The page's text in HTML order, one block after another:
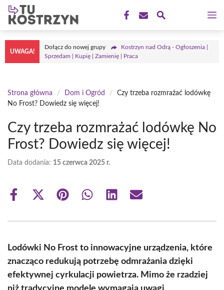
Przejdź
treści
UWAGA!
Dołącz do nowej grupy
Kostrzyn nad Odrą - Ogłoszenia |
Sprzedam | Kupię | Zamienię | Praca
Strona główna / Dom i Ogród /
Czy trzeba rozmrażać lodówkę
No Frost? Dowiedz się więcej!
Czy trzeba rozmrażać lodówkę No
Frost? Dowiedz się więcej!
Data dodania: 15 czerwca 2025 r.
Share
Share
(Twitter)
Share Share Share Share
Lodówki No Frost to innowacyjne urządzenia, które
znacząco redukują potrzebę odmrażania dzięki
efektywnej cyrkulacji powietrza. Mimo że rzadziej